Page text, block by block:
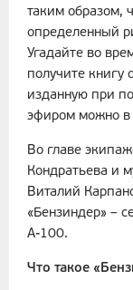
таким образом,
определенный
Угадайте во
получите книгу
изданную при
эфиром можно в
Во главе
Кондратьева и
Виталий
«Бензиндер» –
А-100.
Что такое